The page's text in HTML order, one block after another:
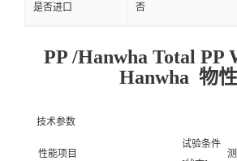
是否进口 否
PP /Hanwha Total PP
Hanwha 物
技术参数
性能项目
试验条件